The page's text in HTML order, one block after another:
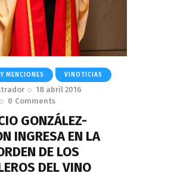
MENCIONES VINOTICIAS
18 abril 2016
0 Comments
GONZÁLEZ-
INGRESA EN LA
DE LOS
DEL VINO